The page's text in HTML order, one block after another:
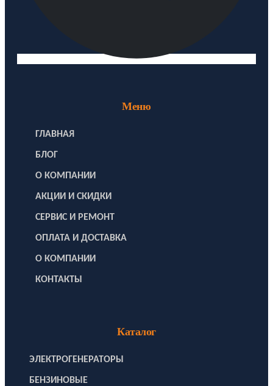
Меню
ГЛАВНАЯ
БЛОГ
О КОМПАНИИ
АКЦИИ И СКИДКИ
СЕРВИС И РЕМОНТ
ОПЛАТА И ДОСТАВКА
О КОМПАНИИ
КОНТАКТЫ
Каталог
ЭЛЕКТРОГЕНЕРАТОРЫ
БЕНЗИНОВЫЕ